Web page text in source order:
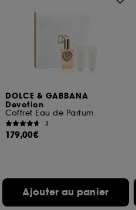
DOLCE & GABBANA
Devotion
Coffret Eau de Parfum
3
179,00€
Ajouter au panier